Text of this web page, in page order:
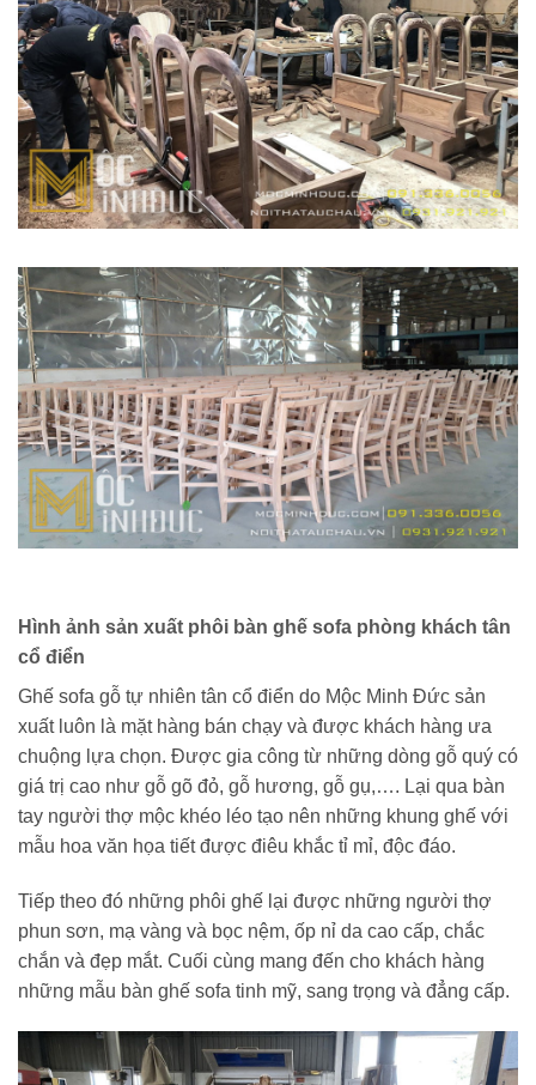
Hình ảnh sản xuất phôi bàn ghế sofa phòng khách tân
cổ điển
Ghế sofa gỗ tự nhiên tân cổ điển do Mộc Minh Đức sản
xuất luôn là mặt hàng bán chạy và được khách hàng ưa
chuộng lựa chọn. Được gia công từ những dòng gỗ quý có
giá trị cao như gỗ gõ đỏ, gỗ hương, gỗ gụ,…. Lại qua bàn
tay người thợ mộc khéo léo tạo nên những khung ghế với
mẫu hoa văn họa tiết được điêu khắc tỉ mỉ, độc đáo.
Tiếp theo đó những phôi ghế lại được những người thợ
phun sơn, mạ vàng và bọc nệm, ốp nỉ da cao cấp, chắc
chắn và đẹp mắt. Cuối cùng mang đến cho khách hàng
những mẫu bàn ghế sofa tinh mỹ, sang trọng và đẳng cấp.